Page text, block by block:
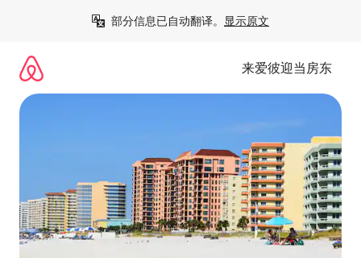
部分信息已自动翻译。 显示原文
来爱彼迎当房东